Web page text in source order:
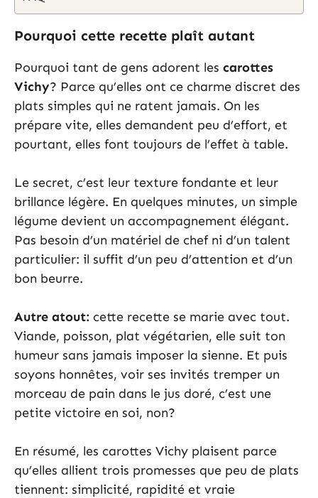
Pourquoi cette recette plaît autant
Pourquoi tant de gens adorent les carottes
Vichy? Parce qu’elles ont ce charme discret des
plats simples qui ne ratent jamais. On les
prépare vite, elles demandent peu d’effort, et
pourtant, elles font toujours de l’effet à table.
Le secret, c’est leur texture fondante et leur
brillance légère. En quelques minutes, un simple
légume devient un accompagnement élégant.
Pas besoin d’un matériel de chef ni d’un talent
particulier: il suffit d’un peu d’attention et d’un
bon beurre.
Autre atout: cette recette se marie avec tout.
Viande, poisson, plat végétarien, elle suit ton
humeur sans jamais imposer la sienne. Et puis
soyons honnêtes, voir ses invités tremper un
morceau de pain dans le jus doré, c’est une
petite victoire en soi, non?
En résumé, les carottes Vichy plaisent parce
qu’elles allient trois promesses que peu de plats
tiennent: simplicité, rapidité et vraie